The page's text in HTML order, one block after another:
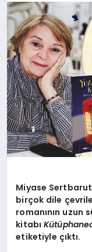
Miyase Sertbarut
birçok dile
romanının uzun
kitabı
etiketiyle çıktı.